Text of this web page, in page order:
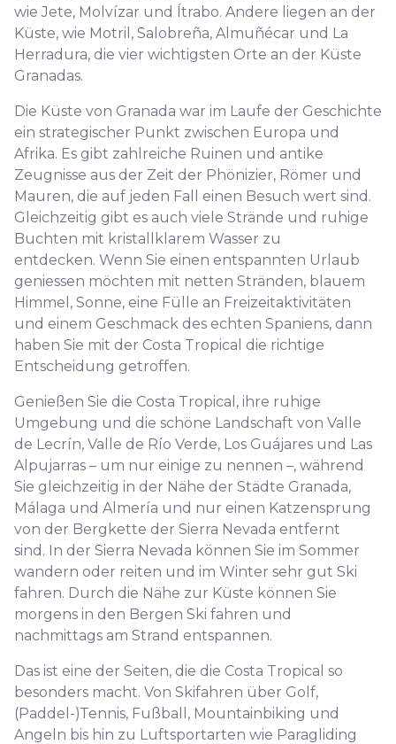
wie Jete, Molvízar und Ítrabo. Andere liegen an der
Küste, wie Motril, Salobreña, Almuñécar und La
Herradura, die vier wichtigsten Orte an der Küste
Granadas.
Die Küste von Granada war im Laufe der Geschichte
ein strategischer Punkt zwischen Europa und
Afrika. Es gibt zahlreiche Ruinen und antike
Zeugnisse aus der Zeit der Phönizier, Römer und
Mauren, die auf jeden Fall einen Besuch wert sind.
Gleichzeitig gibt es auch viele Strände und ruhige
Buchten mit kristallklarem Wasser zu
entdecken. Wenn Sie einen entspannten Urlaub
geniessen möchten mit netten Stränden, blauem
Himmel, Sonne, eine Fülle an Freizeitaktivitäten
und einem Geschmack des echten Spaniens, dann
haben Sie mit der Costa Tropical die richtige
Entscheidung getroffen.
Genießen Sie die Costa Tropical, ihre ruhige
Umgebung und die schöne Landschaft von Valle
de Lecrín, Valle de Río Verde, Los Guájares und Las
Alpujarras – um nur einige zu nennen –, während
Sie gleichzeitig in der Nähe der Städte Granada,
Málaga und Almería und nur einen Katzensprung
von der Bergkette der Sierra Nevada entfernt
sind. In der Sierra Nevada können Sie im Sommer
wandern oder reiten und im Winter sehr gut Ski
fahren. Durch die Nähe zur Küste können Sie
morgens in den Bergen Ski fahren und
nachmittags am Strand entspannen.
Das ist eine der Seiten, die die Costa Tropical so
besonders macht. Von Skifahren über Golf,
(Paddel-)Tennis, Fußball, Mountainbiking und
Angeln bis hin zu Luftsportarten wie Paragliding